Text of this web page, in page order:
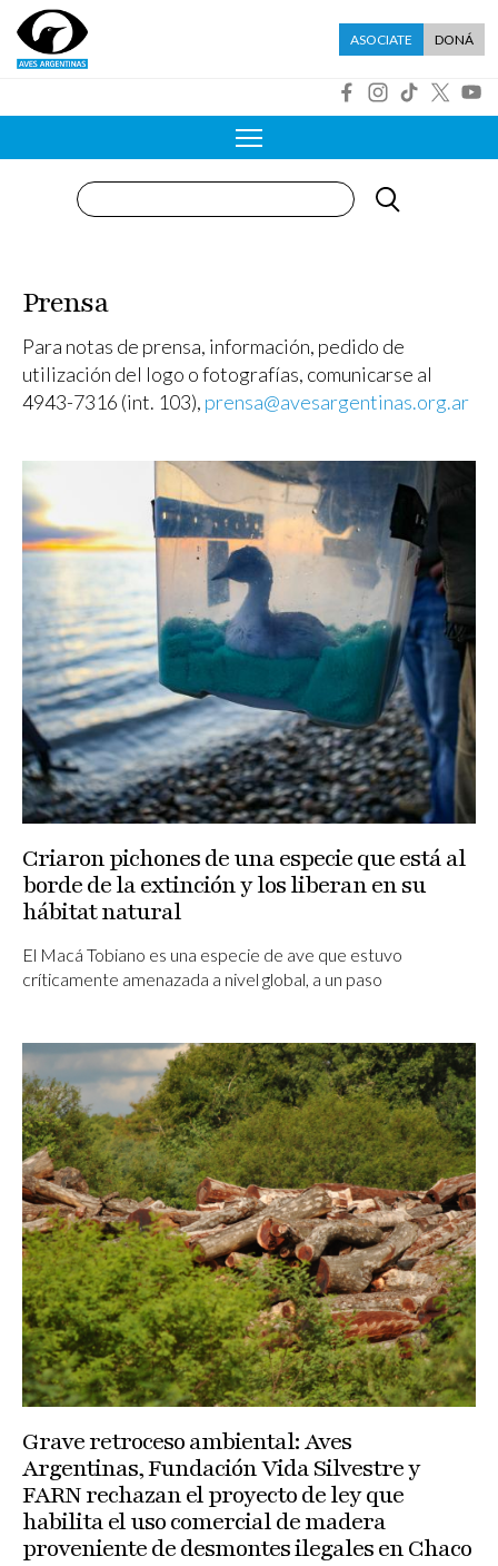
Pasar al contenido principal
Menú asociate
ASOCIATE DONÁ
Buscar
Prensa
Para notas de prensa, información, pedido de
utilización del logo o fotografías, comunicarse al
4943-7316 (int. 103), prensa@avesargentinas.org.ar
Criaron pichones de una especie que está al
borde de la extinción y los liberan en su
hábitat natural
El Macá Tobiano es una especie de ave que estuvo
críticamente amenazada a nivel global, a un paso
Grave retroceso ambiental: Aves
Argentinas, Fundación Vida Silvestre y
FARN rechazan el proyecto de ley que
habilita el uso comercial de madera
proveniente de desmontes ilegales en Chaco